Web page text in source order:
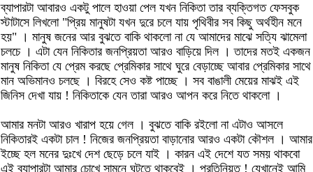
ব্যাপারটা আবারও একটু পালে হাওয়া পেল যখন নিকিতা তার ব্যক্তিগত ফেসবুক
স্টাটাসে লিখলো "প্রিয় মানুষটা যখন দুরে চলে যায় পৃথিবীর সব কিছু অর্থহীন মনে
হয়" । মানুষ জনের আর বুঝতে বাকি থাকলো না যে আমাদের মাঝে সত্যি ঝামেলা
চলচে । এটা যেন নিকিতার জনপ্রিয়তা আরও বাড়িয়ে দিল । তাদের মতই একজন
মানুষ নিকিতা যে প্রেম করছে প্রেমিকার সাথে ঘুরে বেড়াচ্ছে আবার প্রেমিকার সাথে
মান অভিমানও চলছে । বিরহে সেও কষ্ট পাচ্ছে । সব বাঙালী মেয়ের মাঝই এই
জিনিস দেখা যায় ! নিকিতাকে যেন তারা আরও আপন করে নিতে থাকলো ।
আমার মনটা আরও খারাপ হয়ে গেল । বুঝতে বাকি রইলো না এটাও আসলে
নিকিতারই একটা চাল ! নিজের জনপ্রিয়তা বাড়ানোর আরও একটা কৌশল । আমার
ইচ্ছে হল মনের দুঃখে দেশ ছেড়ে চলে যাই । কারন এই দেশে যত সময় থাকবো
এই ব্যাপারটা আমার চোখে সামনে ঘটতে থাকবেই । প্রতিনিয়ত ! যেখানেই আমি